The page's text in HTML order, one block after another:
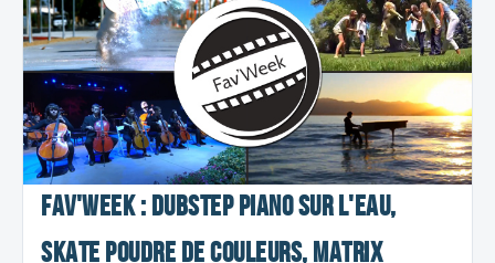
Fav'Week : Dubstep Piano sur l'eau,
Skate Poudre de couleurs, Matrix